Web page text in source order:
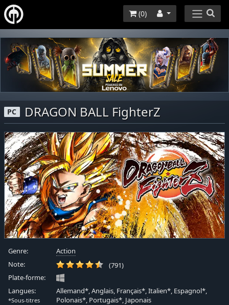
(0)
PC DRAGON BALL FighterZ
Genre:
Action
Note:
(791)
Plate-forme:
Langues:
*Sous-titres
Allemand*, Anglais, Français*, Italien*, Espagnol*,
Polonais*, Portugais*, Japonais